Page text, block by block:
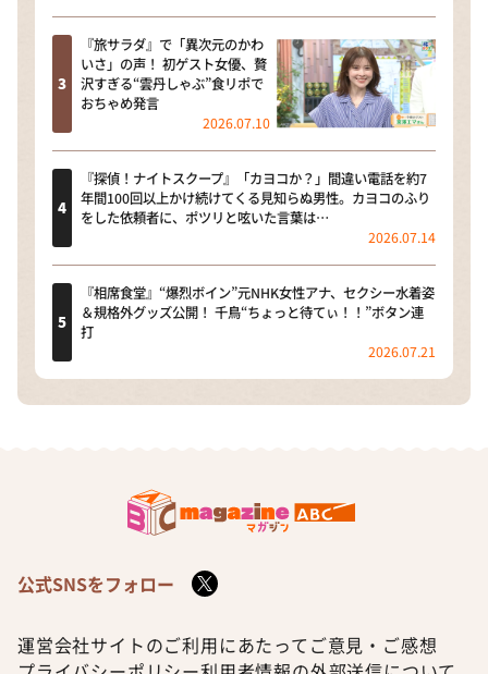
『旅サラダ』で「異次元のかわ
いさ」の声！ 初ゲスト女優、贅
沢すぎる“雲丹しゃぶ”食リポで
おちゃめ発言
2026.07.10
『探偵！ナイトスクープ』「カヨコか？」間違い電話を約7
年間100回以上かけ続けてくる見知らぬ男性。カヨコのふり
をした依頼者に、ポツリと呟いた言葉は…
2026.07.14
『相席食堂』“爆烈ボイン”元NHK女性アナ、セクシー水着姿
＆規格外グッズ公開！ 千鳥“ちょっと待てぃ！！”ボタン連
打
2026.07.21
公式SNSをフォロー
運営会社サイトのご利用にあたって ご意見・ご感想